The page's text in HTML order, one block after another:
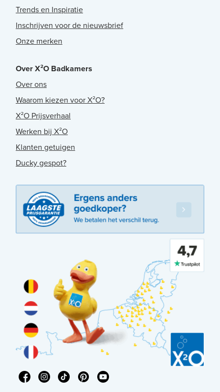
Trends en Inspiratie
Inschrijven voor de nieuwsbrief
Onze merken
Over X²O Badkamers
Over ons
Waarom kiezen voor X²O?
X²O Prijsverhaal
Werken bij X²O
Klanten getuigen
Ducky gespot?